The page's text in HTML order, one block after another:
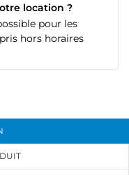
location ?
pour les
hors horaires
nouvelle liste
Connexion